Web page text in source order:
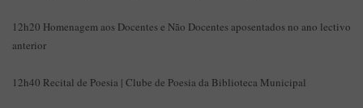
12h20 Homenagem aos Docentes e Não Docentes aposentados no ano lectivo
anterior
12h40 Recital de Poesia | Clube de Poesia da Biblioteca Municipal